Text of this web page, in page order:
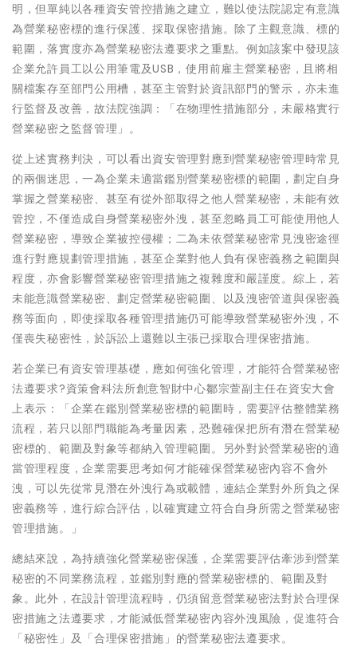
明，但單純以各種資安管控措施之建立，難以使法院認定有意識
為營業秘密標的進行保護、採取保密措施。除了主觀意識、標的
範圍，落實度亦為營業秘密法遵要求之重點。例如該案中發現該
企業允許員工以公用筆電及USB，使用前雇主營業秘密，且將相
關檔案存至部門公用槽，甚至主管對於資訊部門的警示，亦未進
行監督及改善，故法院強調：「在物理性措施部分，未嚴格實行
營業秘密之監督管理」。
從上述實務判決，可以看出資安管理對應到營業秘密管理時常見
的兩個迷思，一為企業未適當鑑別營業秘密標的範圍，劃定自身
掌握之營業秘密、甚至有從外部取得之他人營業秘密，未能有效
管控，不僅造成自身營業秘密外洩，甚至忽略員工可能使用他人
營業秘密，導致企業被控侵權；二為未依營業秘密常見洩密途徑
進行對應規劃管理措施，甚至企業對他人負有保密義務之範圍與
程度，亦會影響營業秘密管理措施之複雜度和嚴謹度。綜上，若
未能意識營業秘密、劃定營業秘密範圍、以及洩密管道與保密義
務等面向，即使採取各種管理措施仍可能導致營業秘密外洩，不
僅喪失秘密性，於訴訟上還難以主張已採取合理保密措施。
若企業已有資安管理基礎，應如何強化管理，才能符合營業秘密
法遵要求?資策會科法所創意智財中心鄒宗萱副主任在資安大會
上表示：「企業在鑑別營業秘密標的範圍時，需要評估整體業務
流程，若只以部門職能為考量因素，恐難確保把所有潛在營業秘
密標的、範圍及對象等都納入管理範圍。另外對於營業秘密的適
當管理程度，企業需要思考如何才能確保營業秘密內容不會外
洩，可以先從常見潛在外洩行為或載體，連結企業對外所負之保
密義務等，進行綜合評估，以確實建立符合自身所需之營業秘密
管理措施。」
總結來說，為持續強化營業秘密保護，企業需要評估牽涉到營業
秘密的不同業務流程，並鑑別對應的營業秘密標的、範圍及對
象。此外，在設計管理流程時，仍須留意營業秘密法對於合理保
密措施之法遵要求，才能減低營業秘密內容外洩風險，促進符合
「秘密性」及「合理保密措施」的營業秘密法遵要求。